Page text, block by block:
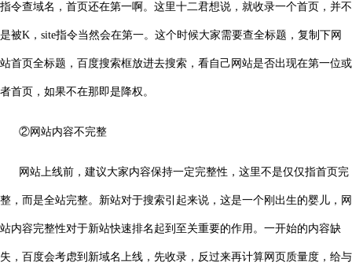
指令查域名，首页还在第一啊。这里十二君想说，就收录一个首页，并不
是被K，site指令当然会在第一。这个时候大家需要查全标题，复制下网
站首页全标题，百度搜索框放进去搜索，看自己网站是否出现在第一位或
者首页，如果不在那即是降权。
②网站内容不完整
网站上线前，建议大家内容保持一定完整性，这里不是仅仅指首页完
整，而是全站完整。新站对于搜索引起来说，这是一个刚出生的婴儿，网
站内容完整性对于新站快速排名起到至关重要的作用。一开始的内容缺
失，百度会考虑到新域名上线，先收录，反过来再计算网页质量度，给与